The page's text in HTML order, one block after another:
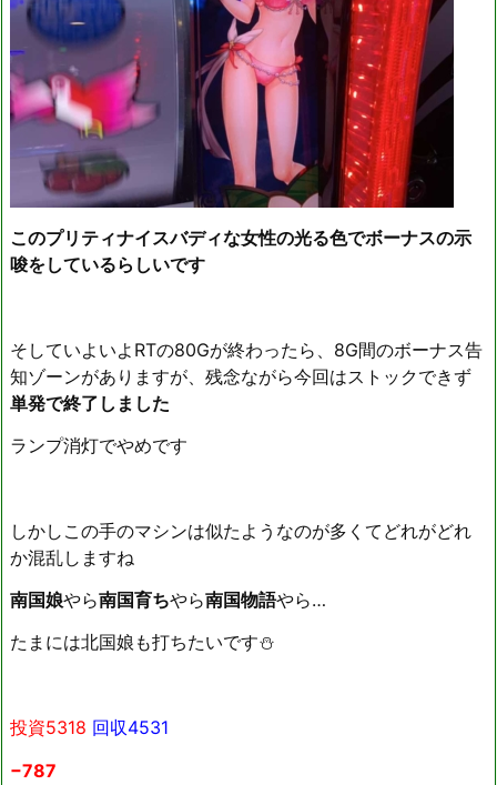
このプリティナイスバディな女性の光る色でボーナスの示
唆をしているらしいです
そしていよいよRTの80Gが終わったら、8G間のボーナス告
知ゾーンがありますが、残念ながら今回はストックできず
単発で終了しました
ランプ消灯でやめです
しかしこの手のマシンは似たようなのが多くてどれがどれ
か混乱しますね
南国娘やら南国育ちやら南国物語やら…
たまには北国娘も打ちたいです⛄️
投資5318 回収4531
−787